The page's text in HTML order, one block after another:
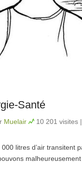
Santé
Muelair 10 201 visites |
litres d’air transitent